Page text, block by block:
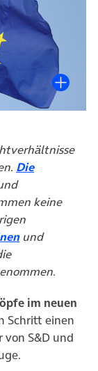
Tab)
Die
in neuem
Tab)keine
(öffnet in
und
neuem Tab)
im neuen
Schritt einen
S&D und